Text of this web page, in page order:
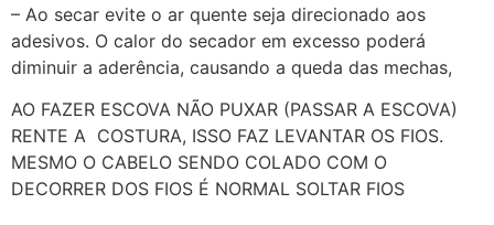
– Ao secar evite o ar quente seja direcionado aos
adesivos. O calor do secador em excesso poderá
diminuir a aderência, causando a queda das mechas,
AO FAZER ESCOVA NÃO PUXAR (PASSAR A ESCOVA)
RENTE A COSTURA, ISSO FAZ LEVANTAR OS FIOS.
MESMO O CABELO SENDO COLADO COM O
DECORRER DOS FIOS É NORMAL SOLTAR FIOS